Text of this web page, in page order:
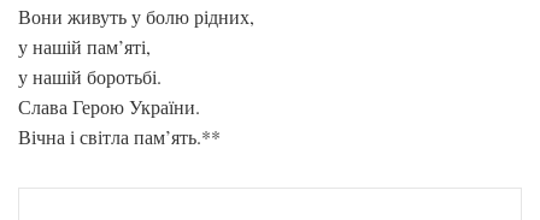
Вони живуть у болю рідних,
у нашій пам’яті,
у нашій боротьбі.
Слава Герою України.
Вічна і світла пам’ять.**